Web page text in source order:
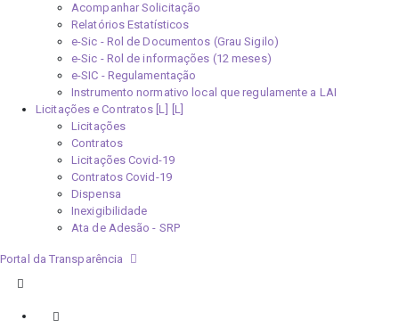
Acompanhar Solicitação
Relatórios Estatísticos
e-Sic - Rol de Documentos (Grau Sigilo)
e-Sic - Rol de informações (12 meses)
e-SIC - Regulamentação
Instrumento normativo local que regulamente a LAI
Licitações e Contratos [L]
Licitações
Contratos
Licitações Covid-19
Contratos Covid-19
Dispensa
Inexigibilidade
Ata de Adesão - SRP
Portal da Transparência